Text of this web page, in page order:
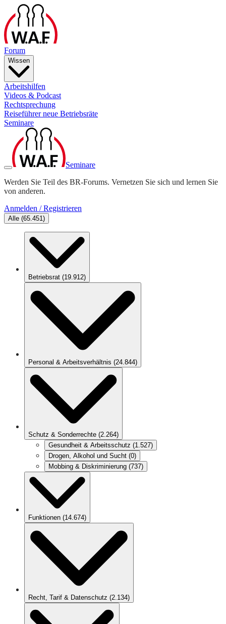
Forum
Wissen
Arbeitshilfen
Videos & Podcast
Rechtsprechung
Reiseführer neue Betriebsräte
Seminare
Seminare
Werden Sie Teil des BR-Forums. Vernetzen Sie sich und lernen Sie
von anderen.
Anmelden / Registrieren
Alle (65.451)
Betriebsrat (19.912)
Personal & Arbeitsverhältnis (24.844)
Schutz & Sonderrechte (2.264)
Gesundheit & Arbeitsschutz (1.527)
Drogen, Alkohol und Sucht (0)
Mobbing & Diskriminierung (737)
Funktionen (14.674)
Recht, Tarif & Datenschutz (2.134)